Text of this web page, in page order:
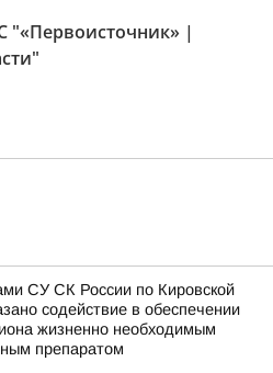
"«Первоисточник» |
СУ СК России по Кировской
содействие в обеспечении
жизненно необходимым
препаратом